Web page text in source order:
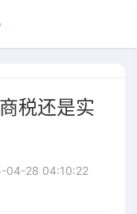
税还是实
04-28 04:10:22